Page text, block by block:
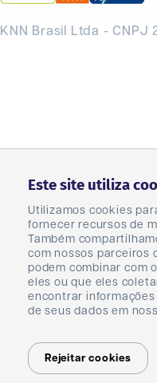
Este site utiliza
Utilizamos cookies
fornecer recursos de
Também
com nossos parceiros
podem combinar com
eles ou que eles
encontrar
de seus dados em
Rejeitar cookies
KNN Brasil Ltda - CNPJ